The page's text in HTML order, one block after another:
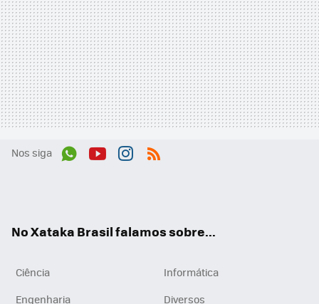
Nos siga
No Xataka Brasil falamos sobre...
Ciência
Informática
Engenharia
Diversos